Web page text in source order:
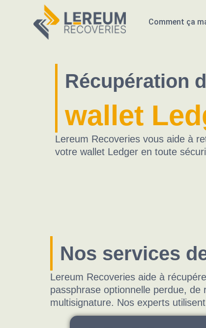
Comment ça
Récupération
wallet
Lereum Recoveries vous aide à
votre wallet Ledger en toute
Nos services
Lereum Recoveries aide à
passphrase optionnelle perdue,
multisignature. Nos experts